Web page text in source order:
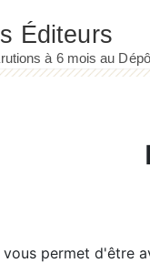
vous permet d'être